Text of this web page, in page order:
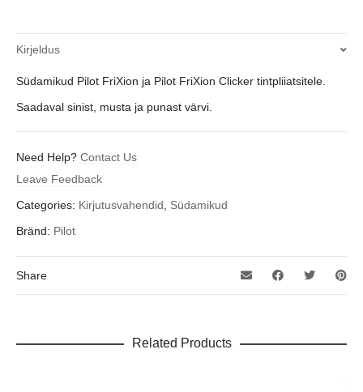
Kirjeldus
Südamikud Pilot FriXion ja Pilot FriXion Clicker tintpliiatsitele.
Saadaval sinist, musta ja punast värvi.
Need Help? Contact Us
Leave Feedback
Categories: Kirjutusvahendid, Südamikud
Bränd: Pilot
Share
Related Products